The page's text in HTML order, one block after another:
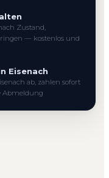
Zustand,
— kostenlos und
Eisenach
ab, zahlen sofort
Abmeldung